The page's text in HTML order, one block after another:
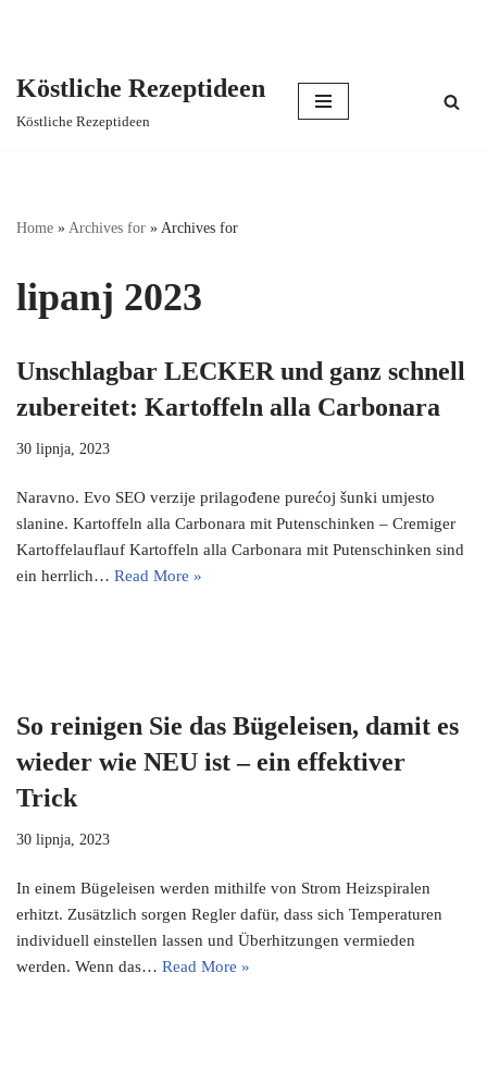
Köstliche Rezeptideen
Köstliche Rezeptideen
Home » Archives for » Archives for
lipanj 2023
Unschlagbar LECKER und ganz schnell
zubereitet: Kartoffeln alla Carbonara
30 lipnja, 2023
Naravno. Evo SEO verzije prilagođene purećoj šunki umjesto
slanine. Kartoffeln alla Carbonara mit Putenschinken – Cremiger
Kartoffelauflauf Kartoffeln alla Carbonara mit Putenschinken sind
ein herrlich… Read More »
So reinigen Sie das Bügeleisen, damit es
wieder wie NEU ist – ein effektiver
Trick
30 lipnja, 2023
In einem Bügeleisen werden mithilfe von Strom Heizspiralen
erhitzt. Zusätzlich sorgen Regler dafür, dass sich Temperaturen
individuell einstellen lassen und Überhitzungen vermieden
werden. Wenn das… Read More »